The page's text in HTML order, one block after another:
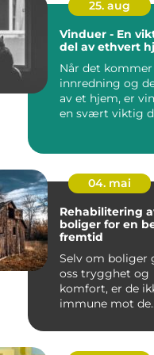
25. aug
Vinduer - En
del av ethvert
Når det
innredning og
av et hjem, er
en svært viktig
04. mai
Rehabilitering
boliger for en
fremtid
Selv om boliger
oss trygghet og
komfort, er de
immune mot de
og skaden...